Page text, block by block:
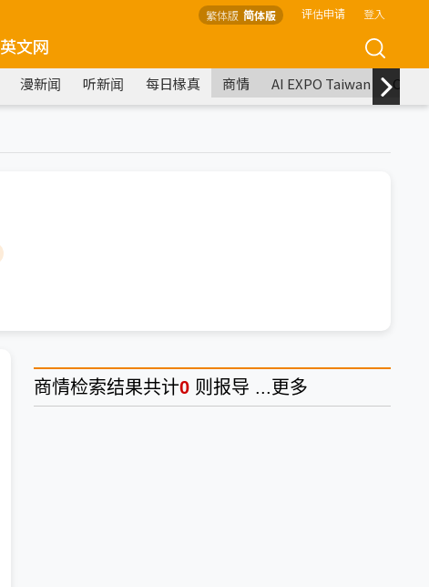
繁体版 简体版 评估申请 登入
英文网
漫新闻 听新闻 每日椽真 商情 AI EXPO Taiwan
商情检索结果共计0 则报导 ... 更多